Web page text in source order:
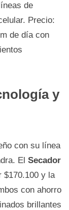
de
Precio:
de día con
y
con su línea
El Secador
$170.100 y la
con ahorro
brillantes